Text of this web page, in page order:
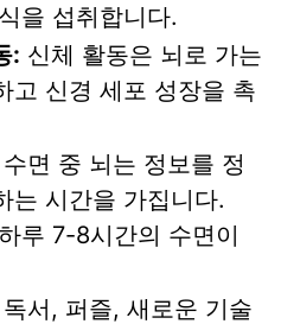
을 섭취합니다.
: 신체 활동은 뇌로 가는
고 신경 세포 성장을 촉
수면 중 뇌는 정보를 정
는 시간을 가집니다.
루 7-8시간의 수면이
독서, 퍼즐, 새로운 기술